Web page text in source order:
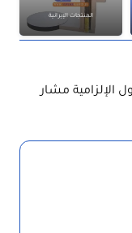
المنتجات الإيرانية
الإلزامية مشار